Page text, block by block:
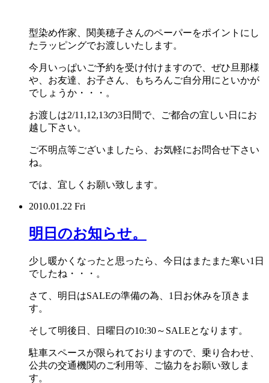
型染め作家、関美穂子さんのペーパーをポイントにし
たラッピングでお渡しいたします。
今月いっぱいご予約を受け付けますので、ぜひ旦那様
や、お友達、お子さん、もちろんご自分用にといかが
でしょうか・・・。
お渡しは2/11,12,13の3日間で、ご都合の宜しい日にお
越し下さい。
ご不明点等ございましたら、お気軽にお問合せ下さい
ね。
では、宜しくお願い致します。
2010.01.22 Fri
明日のお知らせ。
少し暖かくなったと思ったら、今日はまたまた寒い1日
でしたね・・・。
さて、明日はSALEの準備の為、1日お休みを頂きま
す。
そして明後日、日曜日の10:30～SALEとなります。
駐車スペースが限られておりますので、乗り合わせ、
公共の交通機関のご利用等、ご協力をお願い致しま
す。